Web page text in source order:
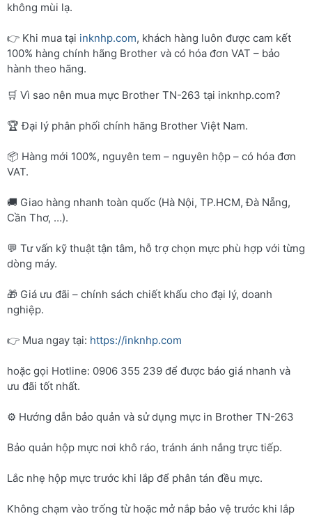
không mùi lạ.
👉 Khi mua tại inknhp.com, khách hàng luôn được cam kết
100% hàng chính hãng Brother và có hóa đơn VAT – bảo
hành theo hãng.
🛒 Vì sao nên mua mực Brother TN-263 tại inknhp.com?
🏆 Đại lý phân phối chính hãng Brother Việt Nam.
📦 Hàng mới 100%, nguyên tem – nguyên hộp – có hóa đơn
VAT.
🚚 Giao hàng nhanh toàn quốc (Hà Nội, TP.HCM, Đà Nẵng,
Cần Thơ, …).
💬 Tư vấn kỹ thuật tận tâm, hỗ trợ chọn mực phù hợp với từng
dòng máy.
🎁 Giá ưu đãi – chính sách chiết khấu cho đại lý, doanh
nghiệp.
👉 Mua ngay tại: https://inknhp.com
hoặc gọi Hotline: 0906 355 239 để được báo giá nhanh và
ưu đãi tốt nhất.
⚙️ Hướng dẫn bảo quản và sử dụng mực in Brother TN-263
Bảo quản hộp mực nơi khô ráo, tránh ánh nắng trực tiếp.
Lắc nhẹ hộp mực trước khi lắp để phân tán đều mực.
Không chạm vào trống từ hoặc mở nắp bảo vệ trước khi lắp